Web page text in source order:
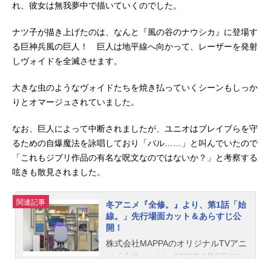
れ、彼女は無我夢中で描いていくのでした。
ナツ子が描き上げたのは、なんと『風の谷のナウシカ』に登場す
る巨神兵風の巨人！ 巨人は地平線へ向かって、レーザーを発射
しヴォイドを全滅させます。
大きな虫のようなヴォイドたちを焼き払っていくシーンもしっか
りとオマージュされていました。
なお、巨人によって中断されましたが、ユニオはブレイブらを守
るための自爆魔法を詠唱しており「バル……」と叫んでいたので
「これもジブリ作品の有名な呪文なのではないか？」と考察する
呟きも散見されました。
関連記事
冬アニメ『全修。』より、第1話「始
線。」先行場面カット＆あらすじ公
開！
株式会社MAPPAのオリジナルTVアニ
メ『全修。』が、2025年1月5日テレ